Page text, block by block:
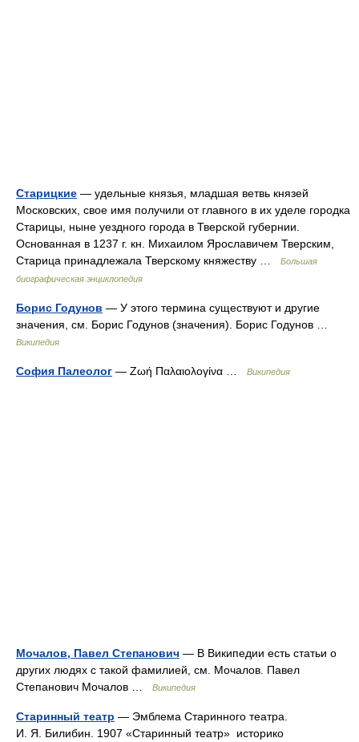
Старицкие — удельные князья, младшая ветвь князей
Московских, свое имя получили от главного в их уделе городка
Старицы, ныне уездного города в Тверской губернии.
Основанная в 1237 г. кн. Михаилом Ярославичем Тверским,
Старица принадлежала Тверскому княжеству …
Большая
биографическая энциклопедия
Борис Годунов — У этого термина существуют и другие
значения, см. Борис Годунов (значения). Борис Годунов …
Википедия
София Палеолог — Ζωή Παλαιολογίνα … Википедия
Мочалов, Павел Степанович — В Википедии есть статьи о
других людях с такой фамилией, см. Мочалов. Павел
Степанович Мочалов …
Википедия
Старинный театр — Эмблема Старинного театра.
И. Я. Билибин. 1907 «Старинный театр» историко